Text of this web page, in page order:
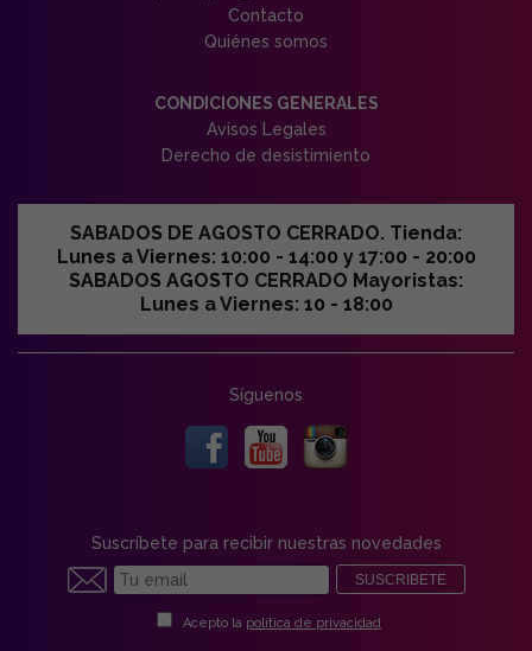
Contacto
Quiénes somos
CONDICIONES GENERALES
Avisos Legales
Derecho de desistimiento
SABADOS DE AGOSTO CERRADO. Tienda:
Lunes a Viernes: 10:00 - 14:00 y 17:00 - 20:00
SABADOS AGOSTO CERRADO Mayoristas:
Lunes a Viernes: 10 - 18:00
Síguenos
Suscríbete para recibir nuestras novedades
SUSCRIBETE
Acepto la política de privacidad